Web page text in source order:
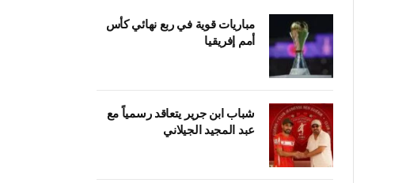
مباريات قوية في ربع نهائي كأس
أمم إفريقيا
شباب ابن جرير يتعاقد رسمياً مع
عبد المجيد الجيلاني